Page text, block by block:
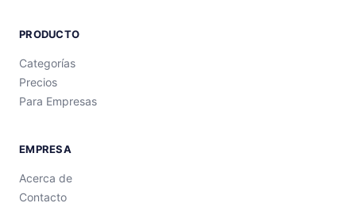
PRODUCTO
Categorías
Precios
Para Empresas
EMPRESA
Acerca de
Contacto